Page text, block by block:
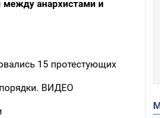
анархистами и
15 протестующих
ВИДЕО